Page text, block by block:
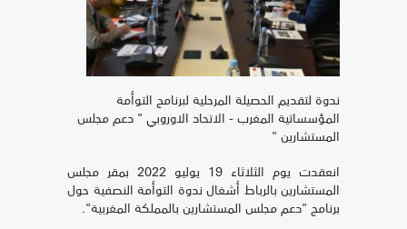
ندوة لتقديم الحصيلة المرحلية لبرنامج التوأمة
المؤسساتية المغرب - الاتحاد الاوروبي " دعم مجلس
المستشارين "
انعقدت يوم الثلاثاء 19 يوليو 2022 بمقر مجلس
المستشارين بالرباط أشغال ندوة التوأمة النصفية حول
برنامج "دعم مجلس المستشارين بالمملكة المغربية".